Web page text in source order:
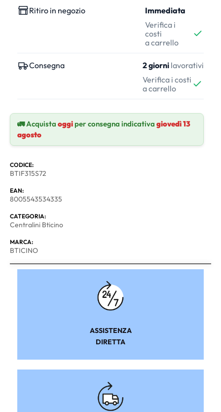
Ritiro in negozio
Immediata
Verifica i
costi
a carrello
Consegna 2 giorni lavorativi
Verifica i costi
a carrello
🚛 Acquista oggiper consegna indicativa giovedì 13
agosto
CODICE:
BTIF315S72
EAN:
8005543534335
CATEGORIA:
Centralini Bticino
MARCA:
BTICINO
ASSISTENZA
DIRETTA